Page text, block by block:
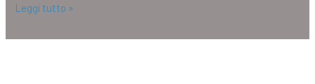
Leggi tutto »